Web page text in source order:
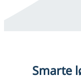
Smarte